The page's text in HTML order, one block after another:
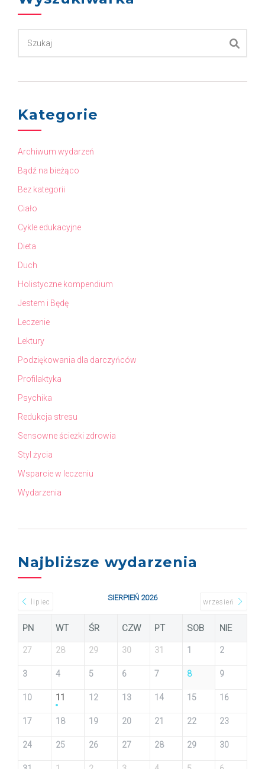
Kategorie
Archiwum wydarzeń
Bądź na bieżąco
Bez kategorii
Ciało
Cykle edukacyjne
Dieta
Duch
Holistyczne kompendium
Jestem i Będę
Leczenie
Lektury
Podziękowania dla darczyńców
Profilaktyka
Psychika
Redukcja stresu
Sensowne ścieżki zdrowia
Styl życia
Wsparcie w leczeniu
Wydarzenia
Najbliższe wydarzenia
lipiec SIERPIEŃ 2026 wrzesień
PN WT ŚR CZW PT SOB NIE
27 28 29 30 31 1 2
3 4 5 6 7 8 9
10 11 12 13 14 15 16
17 18 19 20 21 22 23
24 25 26 27 28 29 30